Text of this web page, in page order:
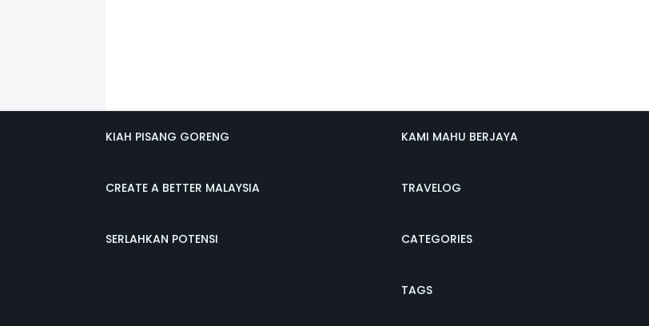
KIAH PISANG GORENG
CREATE A BETTER MALAYSIA
SERLAHKAN POTENSI
KAMI MAHU BERJAYA
TRAVELOG
CATEGORIES
TAGS